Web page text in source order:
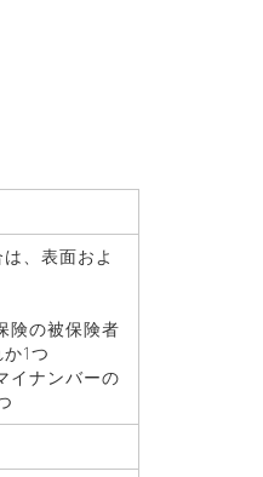
、表面およ
の被保険者
1つ
ナンバーの